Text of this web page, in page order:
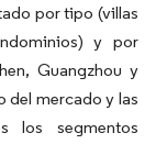
por tipo (villas
y por
Guangzhou y
del mercado y las
los segmentos